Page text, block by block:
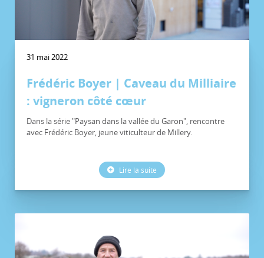
31 mai 2022
Frédéric Boyer | Caveau du Milliaire
: vigneron côté cœur
Dans la série "Paysan dans la vallée du Garon", rencontre
avec Frédéric Boyer, jeune viticulteur de Millery.
Lire la suite